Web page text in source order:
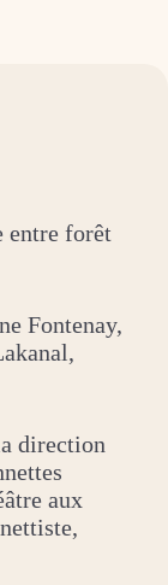
entre forêt
Fontenay,
direction
aux